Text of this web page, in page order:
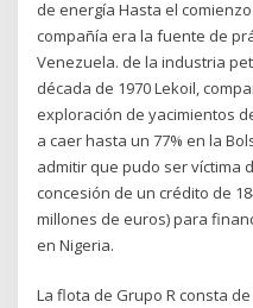
de energía Hasta el
compañía era la fuente de
Venezuela. de la industria
década de 1970 Lekoil,
exploración de yacimientos
a caer hasta un 77% en la
admitir que pudo ser víctima
concesión de un crédito de
millones de euros) para
en Nigeria.
La flota de Grupo R consta